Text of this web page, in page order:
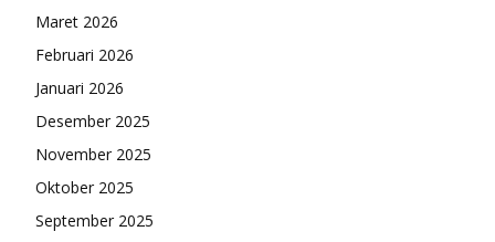
Maret 2026
Februari 2026
Januari 2026
Desember 2025
November 2025
Oktober 2025
September 2025